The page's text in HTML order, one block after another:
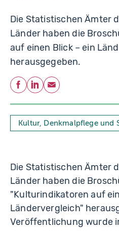
Die Statistischen Ämter
Länder haben die
auf einen Blick – ein
herausgegeben.
Teilen
Facebook
LinkedIn
E-Mail
Kultur, Denkmalpflege und
Die Statistischen Ämter
Länder haben die
"Kulturindikatoren auf
Ländervergleich"
Veröffentlichung wurde